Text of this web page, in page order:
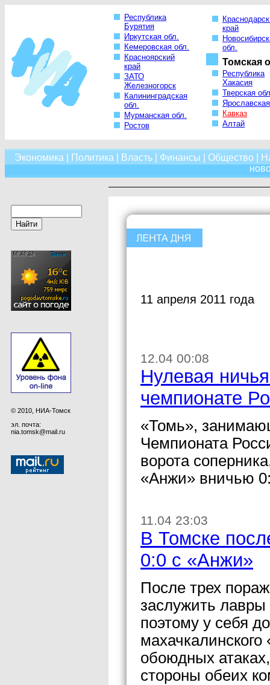
Республика
Бурятия
Иркутская обл.
Кемеровская обл.
Красноярский
край
ЗАТО
Железногорск
Калининградская
обл.
Мурманская обл.
Ростов
край
обл.
Томская
Республика
Хакасия
Тверская
Кавказ
Алтай
Экономика Политика Власть| Финансы Общество
© 2010, НИА-Томск
эл. почта:
nia.tomsk@mail.ru
11 апреля 2011 года
12.04 00:08
Нулевая
чемпионате
«Томь»,
Чемпионата
ворота
«Анжи» вничью
11.04 23:03
В Томске
0:0 с «Анжи»
После трех
заслужить лавры
поэтому у себя
обоюдных
стороны обеих